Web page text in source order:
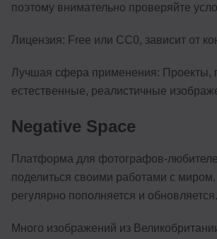
поэтому внимательно проверяйте
Лицензия: Free или CC0, зависит от
Лучшая сфера применения: Проекты,
естественные, реалистичные
Negative Space
Платформа для фотографов-
поделиться своими работами с
регулярно пополняется и обновляется.
Много изображений из